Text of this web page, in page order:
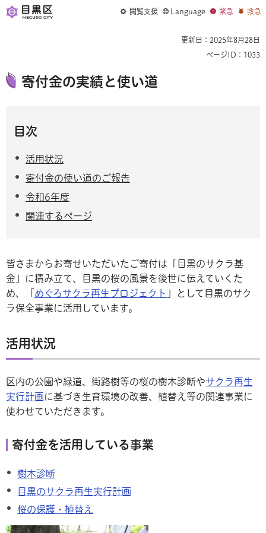
閲覧支援 Language 緊急 救急
更新日：2025年8月28日
ページID：1033
寄付金の実績と使い道
目次
活用状況
寄付金の使い道のご報告
令和6年度
関連するページ
皆さまからお寄せいただいたご寄付は「目黒のサクラ基
金」に積み立て、目黒の桜の風景を後世に伝えていくた
め、「 めぐろサクラ再生プロジェクト
」として目黒のサク
ラ保全事業に活用しています。
活用状況
区内の公園や緑道、街路樹等の桜の樹木診断やサクラ再生
実行計画に基づき生育環境の改善、植替え等の関連事業に
使わせていただきます。
寄付金を活用している事業
樹木診断
目黒のサクラ再生実行計画
桜の保護・植替え